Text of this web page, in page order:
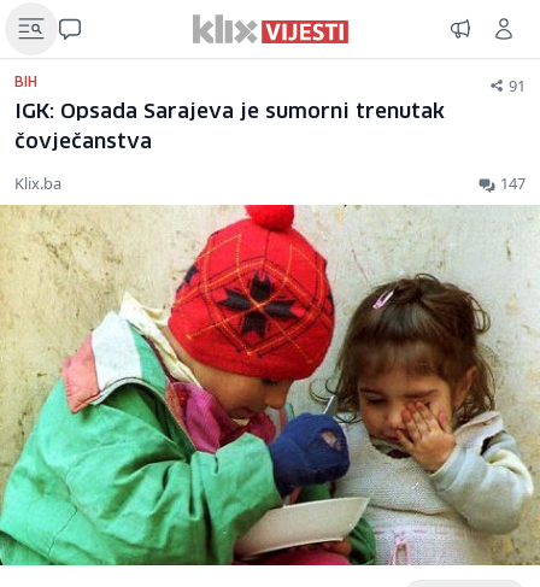
BIH 91
IGK: Opsada Sarajeva je sumorni trenutak
čovječanstva
Klix.ba 147